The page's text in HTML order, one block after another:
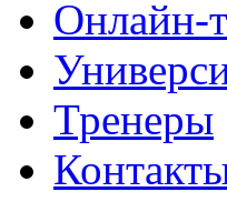
Онлайн-
Тренеры